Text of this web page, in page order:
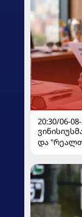
20:30/06-
და